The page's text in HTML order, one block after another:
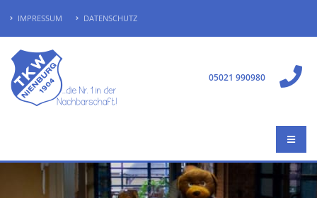
IMPRESSUM DATENSCHUTZ
05021 990980